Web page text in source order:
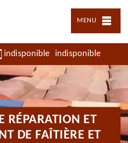
MENU
indisponible indisponible
RÉPARATION ET
DE FAÎTIÈRE ET